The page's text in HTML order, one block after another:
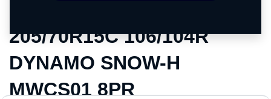
205/70R15C 106/104R
DYNAMO SNOW-H
MWCS01 8PR